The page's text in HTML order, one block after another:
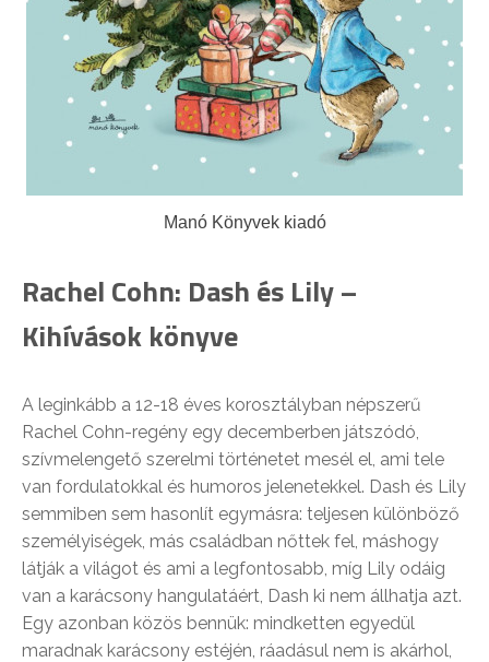
Manó Könyvek kiadó
Rachel Cohn: Dash és Lily –
Kihívások könyve
A leginkább a 12-18 éves korosztályban népszerű
Rachel Cohn-regény egy decemberben játszódó,
szívmelengető szerelmi történetet mesél el, ami tele
van fordulatokkal és humoros jelenetekkel. Dash és Lily
semmiben sem hasonlít egymásra: teljesen különböző
személyiségek, más családban nőttek fel, máshogy
látják a világot és ami a legfontosabb, míg Lily odáig
van a karácsony hangulatáért, Dash ki nem állhatja azt.
Egy azonban közös bennük: mindketten egyedül
maradnak karácsony estéjén, ráadásul nem is akárhol,